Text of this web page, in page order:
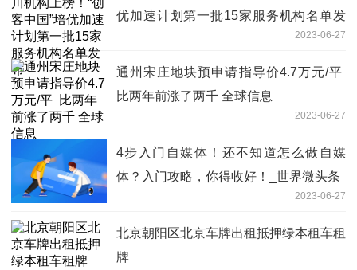
优加速计划第一批15家服务机构名单发
2023-06-27
通州宋庄地块预申请指导价4.7万元/平
比两年前涨了两千 全球信息
2023-06-27
4步入门自媒体！还不知道怎么做自媒
体？入门攻略，你得收好！_世界微头条
2023-06-27
北京朝阳区北京车牌出租抵押绿本租车租
牌